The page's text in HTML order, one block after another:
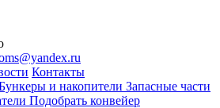
Контакты
и накопители Запасные части
Подобрать конвейер